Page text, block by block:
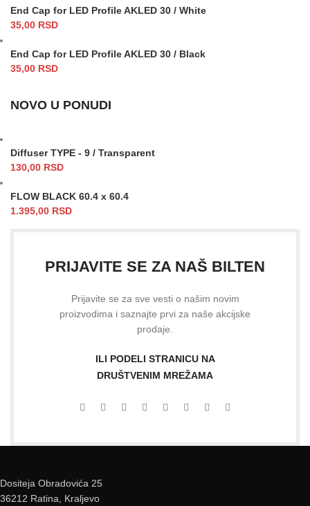
End Cap for LED Profile AKLED 30 / White
35,00 RSD
End Cap for LED Profile AKLED 30 / Black
35,00 RSD
NOVO U PONUDI
Diffuser TYPE - 9 / Transparent
130,00 RSD
FLOW BLACK 60.4 x 60.4
1.395,00 RSD
PRIJAVITE SE ZA NAŠ BILTEN
Prijavite se za sve vesti o našim novim
proizvodima i saznajte prvi za naše akcijske
prodaje.
ILI PODELI STRANICU NA
DRUŠTVENIM MREŽAMA
Dositeja Obradovića 25
36212 Ratina, Kraljevo